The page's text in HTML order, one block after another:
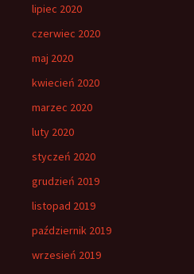
lipiec 2020
czerwiec 2020
maj 2020
kwiecień 2020
marzec 2020
luty 2020
styczeń 2020
grudzień 2019
listopad 2019
październik 2019
wrzesień 2019